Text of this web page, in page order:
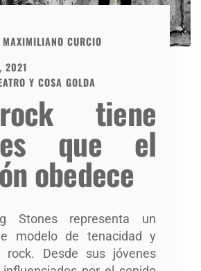
MAXIMILIANO CURCIO
2021
Y COSA GOLDA
tiene
que el
obedece
Stones representa un
modelo de tenacidad y
rock. Desde sus jóvenes